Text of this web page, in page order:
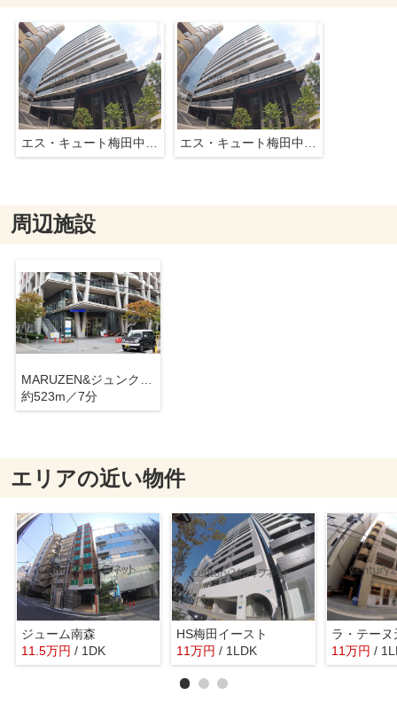
周辺施設
MARUZEN&ジュンク堂書店 梅田店
約523m／7分
エリアの近い物件
ジューム南森
11.5万円 / 1DK
HS梅田イースト
11万円 / 1LDK
ラ・テーヌ
11万円 /